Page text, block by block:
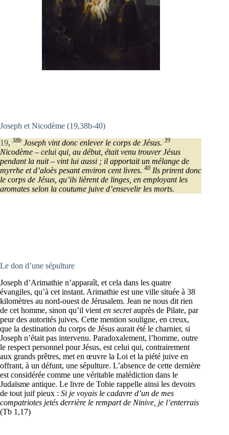
Joseph et Nicodème (19,38b-40)
19, 38b Joseph vint donc enlever le corps de Jésus. 39
Nicodème – celui qui, au début, était venu trouver Jésus
pendant la nuit – vint lui aussi ; il apportait un mélange de
myrrhe et d’aloès pesant environ cent livres. 40 Ils prirent donc
le corps de Jésus, qu’ils lièrent de linges, en employant les
aromates selon la coutume juive d’ensevelir les morts.
Le don d’une sépulture
Joseph d’Arimathie n’apparaît, et cela dans les quatre
évangiles, qu’à cet instant. Arimathie est une ville située à 38
kilomètres au nord-ouest de Jérusalem. Jean ne nous dit rien
de cet homme, sinon qu’il vient en secretauprès de Pilate, par
peur des autorités juives. Cette mention souligne, en creux,
que la destination du corps de Jésus aurait été le charnier, si
Joseph n’était pas intervenu. Paradoxalement, l’homme, outre
le respect personnel pour Jésus, est celui qui, contrairement
aux grands prêtres, met en œuvre la Loi et la piété juive en
offrant, à un défunt, une sépulture. L’absence de cette dernière
est considérée comme une véritable malédiction dans le
Judaïsme antique. Le livre de Tobie rappelle ainsi les devoirs
de tout juif pieux : Si je voyais le cadavre d’un de mes
compatriotes jetés derrière le rempart de Ninive, je l’enterrais
(Tb 1,17)